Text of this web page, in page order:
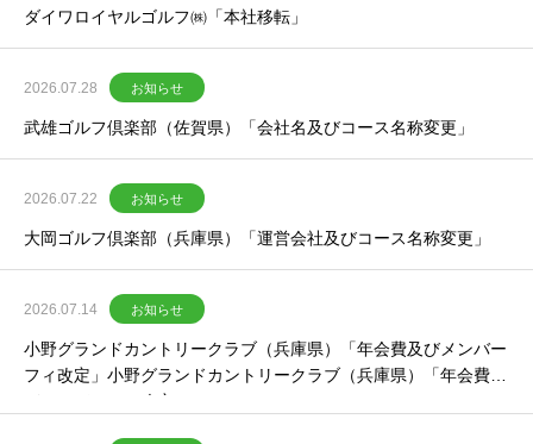
ダイワロイヤルゴルフ㈱「本社移転」
2026.07.28 お知らせ
武雄ゴルフ倶楽部（佐賀県）「会社名及びコース名称変更」
2026.07.22 お知らせ
大岡ゴルフ倶楽部（兵庫県）「運営会社及びコース名称変更」
2026.07.14 お知らせ
小野グランドカントリークラブ（兵庫県）「年会費及びメンバー
フィ改定」小野グランドカントリークラブ（兵庫県）「年会費及
びメンバーフィ改定」